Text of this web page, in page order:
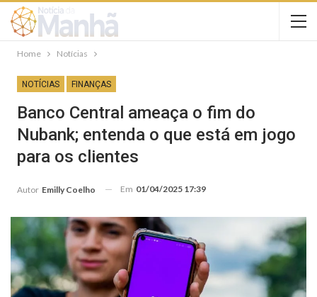
Home Notícias
NOTÍCIAS FINANÇAS
Banco Central ameaça o fim do
Nubank; entenda o que está em jogo
para os clientes
Autor Emilly Coelho Em 01/04/2025 17:39